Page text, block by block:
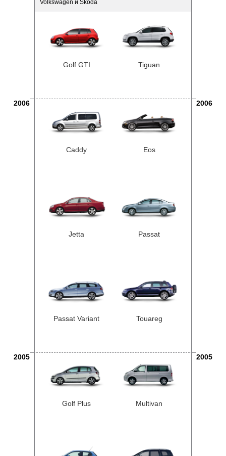
Volkswagen и Skoda
Golf GTI Tiguan
2006 2006
Caddy Eos
Jetta Passat
Passat Variant Touareg
2005 2005
Golf Plus Multivan